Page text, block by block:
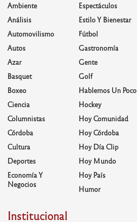
Ambiente
Análisis
Automovilismo
Autos
Azar
Basquet
Boxeo
Ciencia
Columnistas
Córdoba
Cultura
Deportes
Economía Y
Negocios
Espectáculos
Estilo Y Bienestar
Fútbol
Gastronomía
Gente
Golf
Hablemos Un Poco
Hockey
Hoy Comunidad
Hoy Córdoba
Hoy Día Clip
Hoy Mundo
Hoy País
Humor
Institucional